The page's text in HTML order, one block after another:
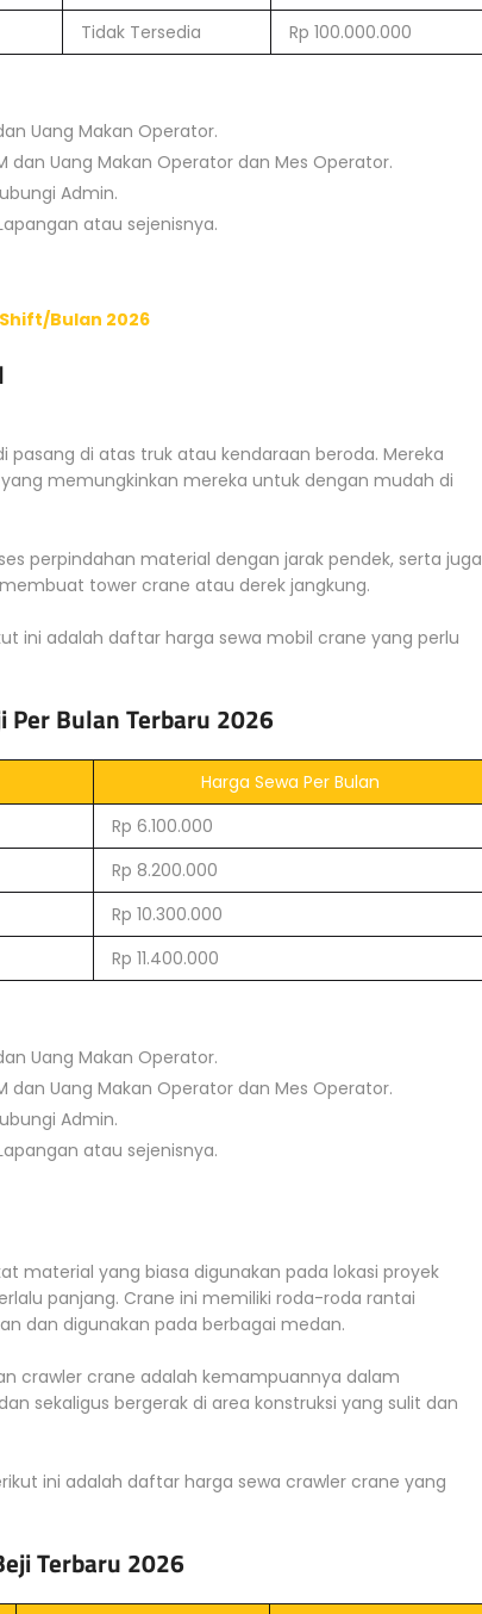
Tidak Tersedia Rp 100.000.000
Uang Makan Operator.
dan Uang Makan Operator dan Mes Operator.
Admin.
atau sejenisnya.
Bulan 2026
di atas truk atau kendaraan beroda. Mereka
memungkinkan mereka untuk dengan mudah di
perpindahan material dengan jarak pendek, serta juga
tower crane atau derek jangkung.
ini adalah daftar harga sewa mobil crane yang perlu
Per Bulan Terbaru 2026
Harga Sewa Per Bulan
Rp 6.100.000
Rp 8.200.000
Rp 10.300.000
Rp 11.400.000
Uang Makan Operator.
dan Uang Makan Operator dan Mes Operator.
Admin.
atau sejenisnya.
material yang biasa digunakan pada lokasi proyek
panjang. Crane ini memiliki roda-roda rantai
dan digunakan pada berbagai medan.
crawler crane adalah kemampuannya dalam
sekaligus bergerak di area konstruksi yang sulit dan
ini adalah daftar harga sewa crawler crane yang
Terbaru 2026